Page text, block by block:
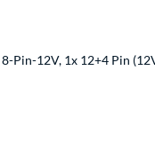
Pin-12V, 1x 12+4 Pin